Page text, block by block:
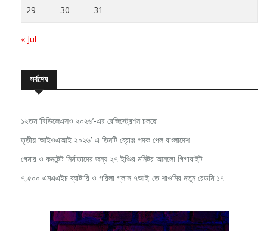
29 30 31
« Jul
সর্বশেষ
১২তম ‘বিডিজেএসও ২০২৬’-এর রেজিস্ট্রেশন চলছে
তৃতীয় ‘আইওএআই ২০২৬’-এ তিনটি ব্রোঞ্জ পদক পেল বাংলাদেশ
গেমার ও কনটেন্ট নির্মাতাদের জন্য ২৭ ইঞ্চির মনিটর আনলো গিগাবাইট
৭,৫০০ এমএএইচ ব্যাটারি ও গরিলা গ্লাস ৭আই-তে শাওমির নতুন রেডমি ১৭